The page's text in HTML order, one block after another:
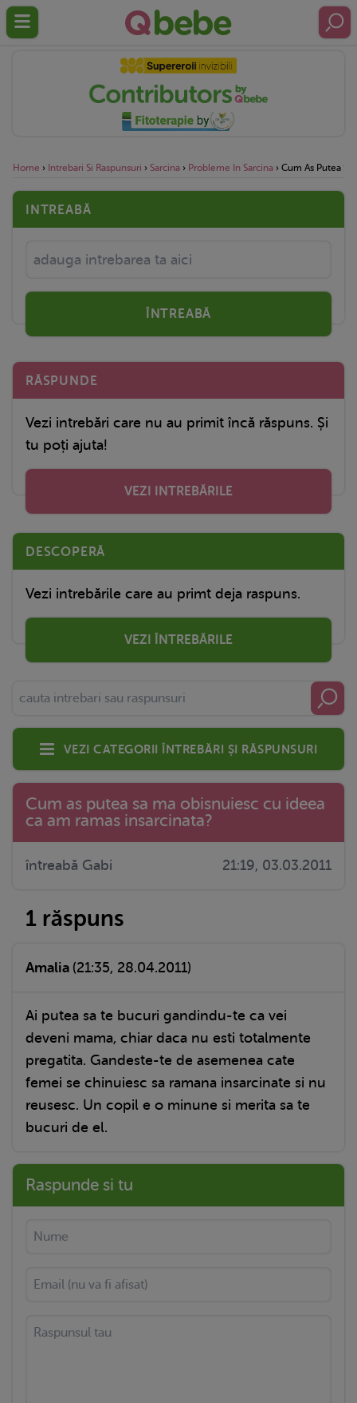
Home › Intrebari Si Raspunsuri › Sarcina › Probleme In Sarcina › Cum As Putea
INTREABĂ
ÎNTREABĂ
RĂSPUNDE
Vezi intrebări care nu au primit încă răspuns. Și
tu poți ajuta!
VEZI INTREBĂRILE
DESCOPERĂ
Vezi intrebările care au primt deja raspuns.
VEZI ÎNTREBĂRILE
Vezi categorii întrebări și răspunsuri
Cum as putea sa ma obisnuiesc cu ideea
ca am ramas insarcinata?
întreabă Gabi 21:19, 03.03.2011
1 răspuns
Amalia (21:35, 28.04.2011)
Ai putea sa te bucuri gandindu-te ca vei
deveni mama, chiar daca nu esti totalmente
pregatita. Gandeste-te de asemenea cate
femei se chinuiesc sa ramana insarcinate si nu
reusesc. Un copil e o minune si merita sa te
bucuri de el.
Raspunde si tu